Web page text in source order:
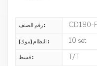
رقم الصنف : CD180-
النظام (موك) : 10 set
قسط : T/T